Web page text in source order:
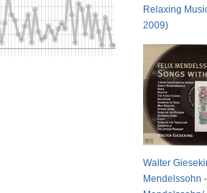
Relaxing
2009)
Walter
Mendelssohn -